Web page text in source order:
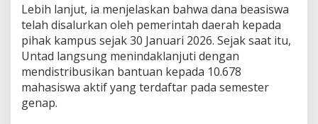
r
a
n
Lebih lanjut, ia menjelaskan bahwa dana beasiswa
telah disalurkan oleh pemerintah daerah kepada
pihak kampus sejak 30 Januari 2026. Sejak saat itu,
Untad langsung menindaklanjuti dengan
mendistribusikan bantuan kepada 10.678
mahasiswa aktif yang terdaftar pada semester
genap.